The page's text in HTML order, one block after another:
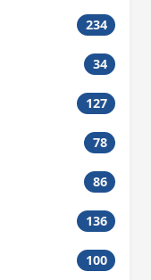
234
34
127
78
86
136
100